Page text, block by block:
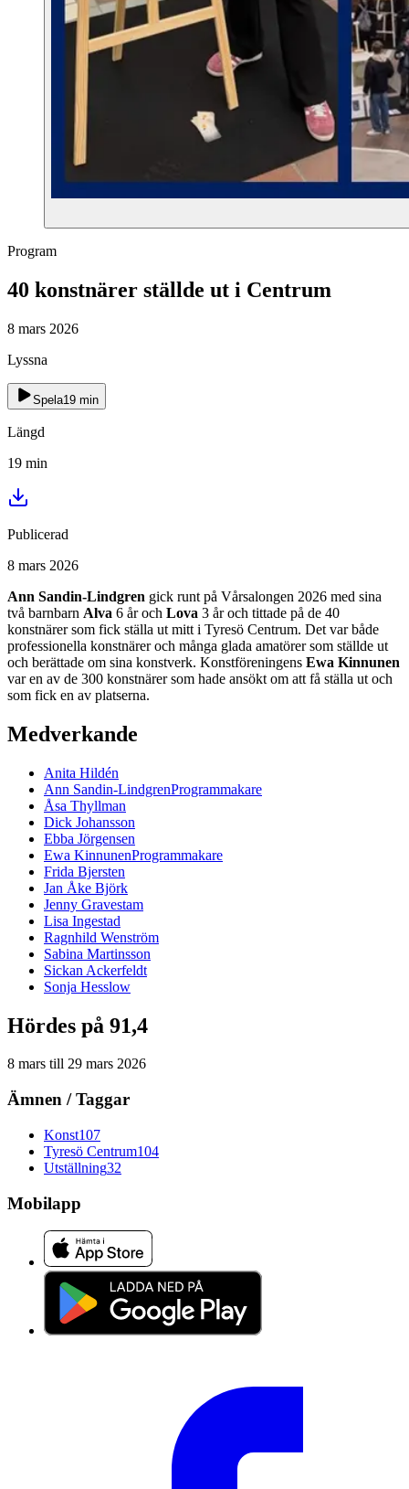
Program
40 konstnärer ställde ut i Centrum
8 mars 2026
Lyssna
Spela19 min
Längd
19 min
Publicerad
8 mars 2026
Ann Sandin-Lindgren gick runt på Vårsalongen 2026 med sina
två barnbarn Alva 6 år och Lova 3 år och tittade på de 40
konstnärer som fick ställa ut mitt i Tyresö Centrum. Det var både
professionella konstnärer och många glada amatörer som ställde ut
och berättade om sina konstverk. Konstföreningens Ewa Kinnunen
var en av de 300 konstnärer som hade ansökt om att få ställa ut och
som fick en av platserna.
Medverkande
Anita Hildén
Ann Sandin-LindgrenProgrammakare
Åsa Thyllman
Dick Johansson
Ebba Jörgensen
Ewa KinnunenProgrammakare
Frida Bjersten
Jan Åke Björk
Jenny Gravestam
Lisa Ingestad
Ragnhild Wenström
Sabina Martinsson
Sickan Ackerfeldt
Sonja Hesslow
Hördes på 91,4
8 mars till 29 mars 2026
Ämnen / Taggar
Konst107
Tyresö Centrum104
Utställning32
Mobilapp